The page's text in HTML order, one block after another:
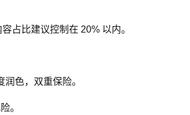
占比建议控制在 20% 以内。
色，双重保险。
。